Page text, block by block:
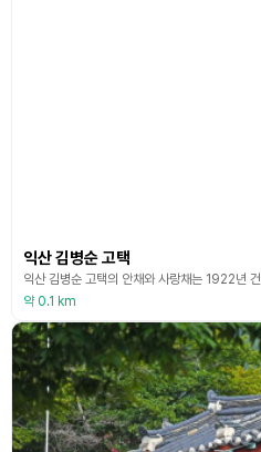
익산 김병순 고택
약 0.1 km